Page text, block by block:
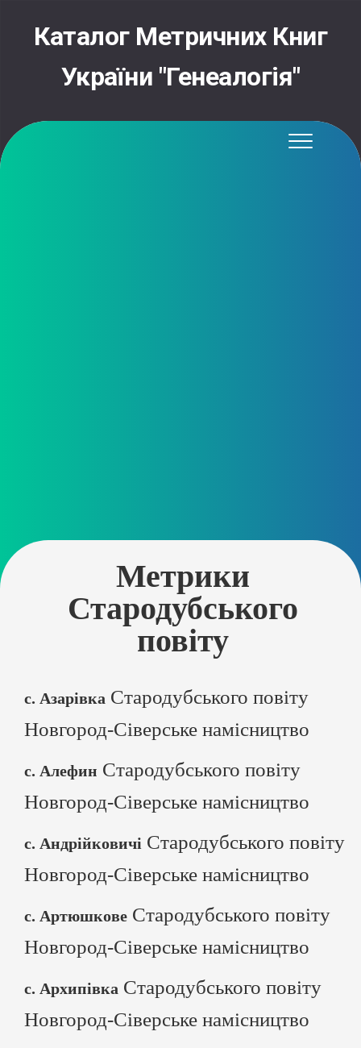
contentКаталог Метричних Книг
України "Генеалогія"
Метрики
Стародубського
повіту
с. Азарівка Стародубського повіту
Новгород-Сіверське намісництво
с. Алефин Стародубського повіту
Новгород-Сіверське намісництво
с. Андрійковичі Стародубського повіту
Новгород-Сіверське намісництво
с. Артюшкове Стародубського повіту
Новгород-Сіверське намісництво
с. Архипівка Стародубського повіту
Новгород-Сіверське намісництво